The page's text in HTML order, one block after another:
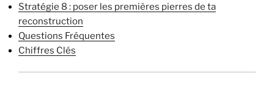
Stratégie 8 : poser les premières pierres de ta
reconstruction
Questions Fréquentes
Chiffres Clés